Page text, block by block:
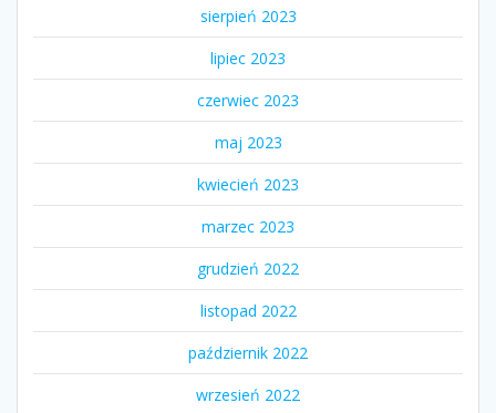
sierpień 2023
lipiec 2023
czerwiec 2023
maj 2023
kwiecień 2023
marzec 2023
grudzień 2022
listopad 2022
październik 2022
wrzesień 2022